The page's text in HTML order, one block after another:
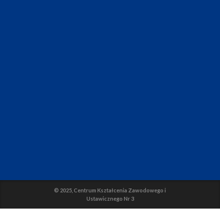
© 2025, Centrum Kształcenia Zawodowego i
Ustawicznego Nr 3